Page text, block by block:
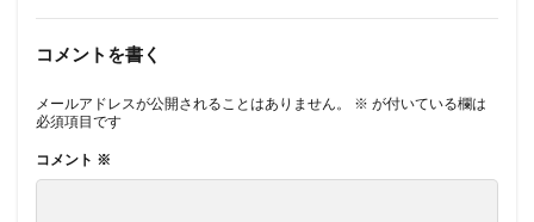
コメントを書く
メールアドレスが公開されることはありません。 ※ が付いている欄は
必須項目です
コメント ※